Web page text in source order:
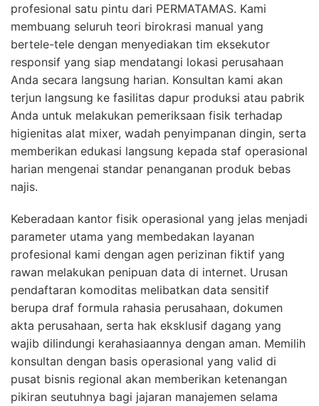
profesional satu pintu dari PERMATAMAS. Kami
membuang seluruh teori birokrasi manual yang
bertele-tele dengan menyediakan tim eksekutor
responsif yang siap mendatangi lokasi perusahaan
Anda secara langsung harian. Konsultan kami akan
terjun langsung ke fasilitas dapur produksi atau pabrik
Anda untuk melakukan pemeriksaan fisik terhadap
higienitas alat mixer, wadah penyimpanan dingin, serta
memberikan edukasi langsung kepada staf operasional
harian mengenai standar penanganan produk bebas
najis.
Keberadaan kantor fisik operasional yang jelas menjadi
parameter utama yang membedakan layanan
profesional kami dengan agen perizinan fiktif yang
rawan melakukan penipuan data di internet. Urusan
pendaftaran komoditas melibatkan data sensitif
berupa draf formula rahasia perusahaan, dokumen
akta perusahaan, serta hak eksklusif dagang yang
wajib dilindungi kerahasiaannya dengan aman. Memilih
konsultan dengan basis operasional yang valid di
pusat bisnis regional akan memberikan ketenangan
pikiran seutuhnya bagi jajaran manajemen selama